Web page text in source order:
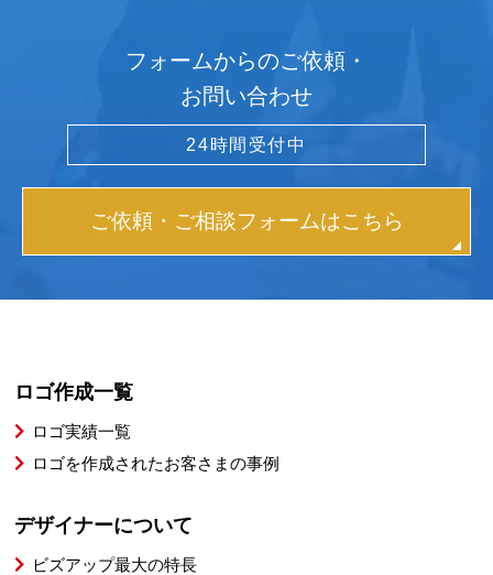
フォームからのご依頼・
お問い合わせ
24時間受付中
ご依頼・ご相談フォームはこちら
ロゴ作成一覧
ロゴ実績一覧
ロゴを作成されたお客さまの事例
デザイナーについて
ビズアップ最大の特長